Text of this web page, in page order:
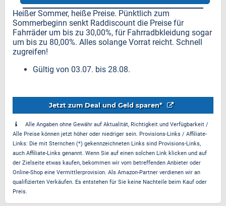
Heißer Sommer, heiße Preise. Pünktlich zum
Sommerbeginn senkt Raddiscount die Preise für
Fahrräder um bis zu 30,00%, für Fahrradbkleidung sogar
um bis zu 80,00%. Alles solange Vorrat reicht. Schnell
zugreifen!
Gültig von 03.07. bis 28.08.
Jetzt zum Deal und Geld sparen*
Alle Angaben ohne Gewähr auf Aktualität, Richtigkeit und Verfügbarkeit /
Alle Preise können jetzt höher oder niedriger sein. Provisions-Links / Affiliate-
Links: Die mit Sternchen (*) gekennzeichneten Links sind Provisions-Links,
auch Affiliate-Links genannt. Wenn Sie auf einen solchen Link klicken und auf
der Zielseite etwas kaufen, bekommen wir vom betreffenden Anbieter oder
Online-Shop eine Vermittlerprovision. Als Amazon-Partner verdienen wir an
qualifizierten Verkäufen. Es entstehen für Sie keine Nachteile beim Kauf oder
Preis.